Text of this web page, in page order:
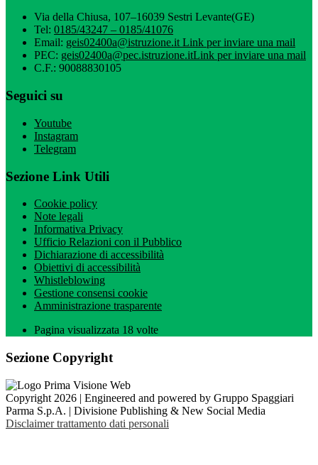
Via della Chiusa, 107–16039 Sestri Levante(GE)
Tel: 0185/43247 – 0185/41076
Email: geis02400a@istruzione.itLink per inviare una mail
PEC: geis02400a@pec.istruzione.itLink per inviare una mail
C.F.: 90088830105
Seguici su
Youtube
Instagram
Telegram
Sezione Link Utili
Cookie policy
Note legali
Informativa Privacy
Ufficio Relazioni con il Pubblico
Dichiarazione di accessibilità
Obiettivi di accessibilità
Whistleblowing
Gestione consensi cookie
Amministrazione trasparente
Pagina visualizzata 18 volte
Sezione Copyright
Copyright 2026 | Engineered and powered by Gruppo Spaggiari
Parma S.p.A. | Divisione Publishing & New Social Media
Disclaimer trattamento dati personali